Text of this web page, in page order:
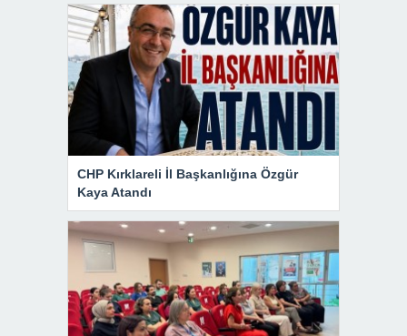
CHP Kırklareli İl Başkanlığına Özgür
Kaya Atandı